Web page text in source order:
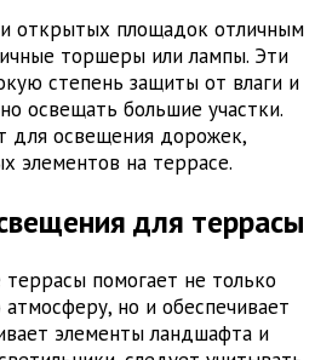
открытых площадок отличным
торшеры или лампы. Эти
степень защиты от влаги и
освещать большие участки.
для освещения дорожек,
элементов на террасе.
для террасы
помогает не только
но и обеспечивает
элементы ландшафта и